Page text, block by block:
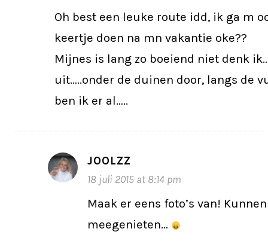
Oh best een leuke route idd, ik ga m
keertje doen na mn vakantie oke??
Mijnes is lang zo boeiend niet denk
uit…..onder de duinen door, langs de
ben ik er al…..
JOOLZZ
18 juli 2015 at 8:14 pm
Maak er eens foto’s van!
meegenieten…